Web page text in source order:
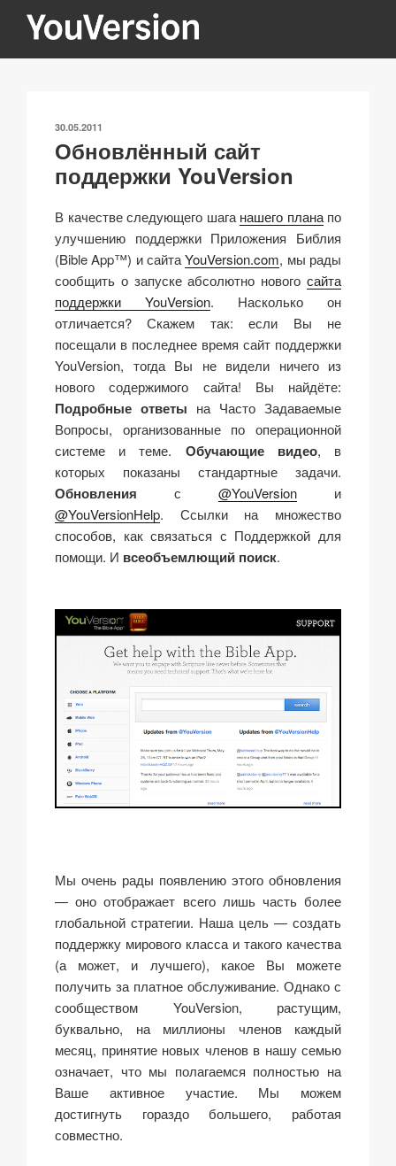
YOUVERSION
Seeking God every day.
ОПУБЛИКОВАНО
30.05.2011
Обновлённый сайт
поддержки YouVersion
В качестве следующего шаганашего планапо
улучшению поддержки Приложения Библия
(Bible App™) и сайтаYouVersion.com, мы рады
сообщить о запуске абсолютно нового сайта
поддержки YouVersion. Насколько он
отличается? Скажем так: если Вы не
посещали в последнее время сайт поддержки
YouVersion, тогда Вы не видели ничего из
нового содержимого сайта! Вы найдёте:
Подробные ответы на Часто Задаваемые
Вопросы, организованные по операционной
системе и теме. Обучающие видео, в
которых показаны стандартные задачи.
Обновления с @YouVersion и
@YouVersionHelp. Ссылки на множество
способов, как связаться с Поддержкой для
помощи. И всеобъемлющий поиск.
Мы очень рады появлению этого обновления
— оно отображает всего лишь часть более
глобальной стратегии. Наша цель — создать
поддержку мирового класса и такого качества
(а может, и лучшего), какое Вы можете
получить за платное обслуживание. Однако с
сообществом YouVersion, растущим,
буквально, на миллионы членов каждый
месяц, принятие новых членов в нашу семью
означает, что мы полагаемся полностью на
Ваше активное участие. Мы можем
достигнуть гораздо большего, работая
совместно.